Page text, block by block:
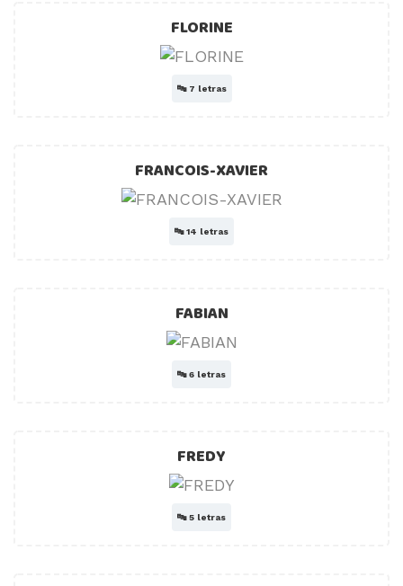
FLORINE
🔤 7 letras
FRANCOIS-XAVIER
🔤14 letras
FABIAN
🔤6 letras
FREDY
🔤5 letras